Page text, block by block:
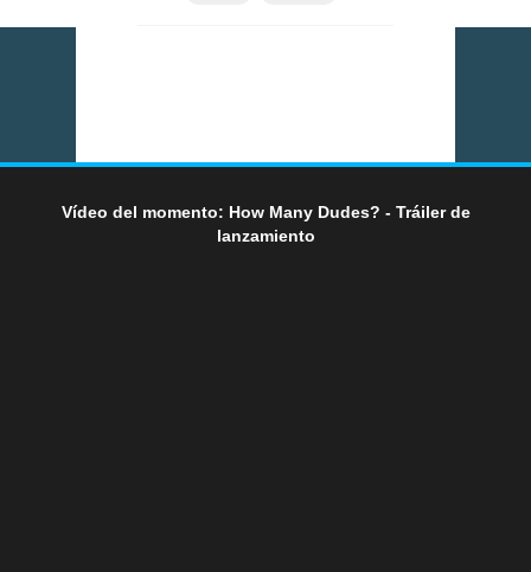
Vídeo del momento: How Many Dudes? - Tráiler de
lanzamiento